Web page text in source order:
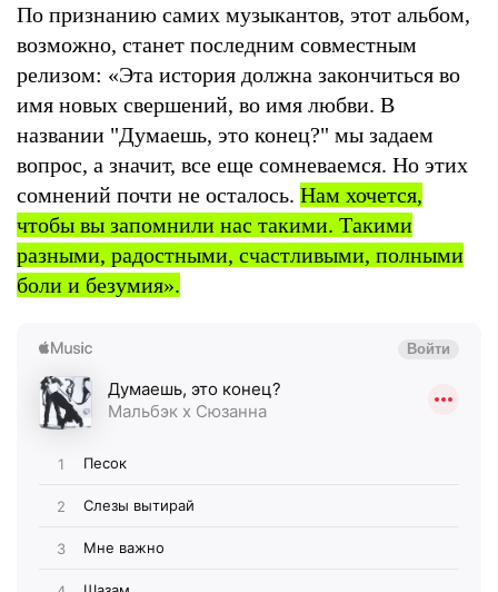
По признанию самих музыкантов, этот альбом,
возможно, станет последним совместным
релизом: «Эта история должна закончиться во
имя новых свершений, во имя любви. В
названии "Думаешь, это конец?" мы задаем
вопрос, а значит, все еще сомневаемся. Но этих
сомнений почти не осталось. Нам хочется,
чтобы вы запомнили нас такими. Такими
разными, радостными, счастливыми, полными
боли и безумия».